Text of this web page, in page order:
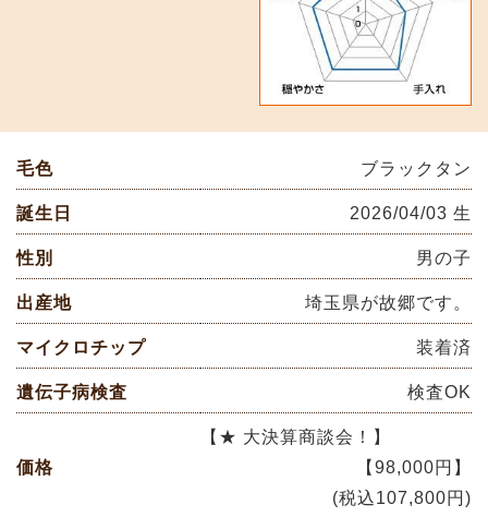
毛色 ブラックタン
誕生日 2026/04/03 生
性別 男の子
出産地 埼玉県が故郷です。
マイクロチップ 装着済
遺伝子病検査 検査OK
価格
【★ 大決算商談会！】
【98,000円】
(税込107,800円)